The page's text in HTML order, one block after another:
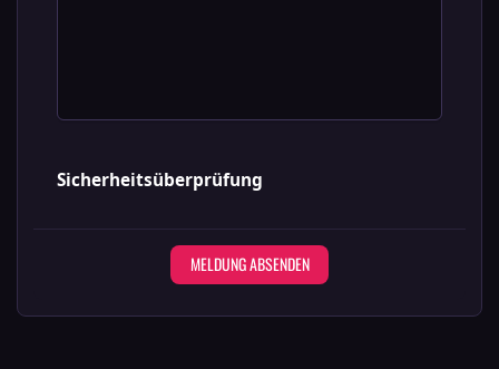
Sicherheitsüberprüfung
MELDUNG ABSENDEN